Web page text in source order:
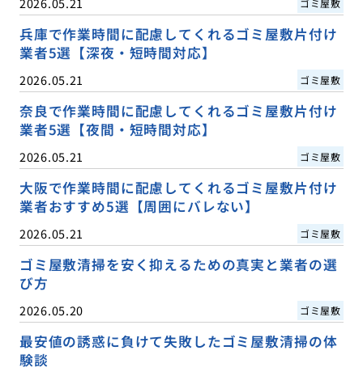
ゴミ屋敷
兵庫で作業時間に配慮してくれるゴミ屋敷片付け
業者5選【深夜・短時間対応】
2026.05.21 ゴミ屋敷
奈良で作業時間に配慮してくれるゴミ屋敷片付け
業者5選【夜間・短時間対応】
2026.05.21 ゴミ屋敷
大阪で作業時間に配慮してくれるゴミ屋敷片付け
業者おすすめ5選【周囲にバレない】
2026.05.21 ゴミ屋敷
ゴミ屋敷清掃を安く抑えるための真実と業者の選
び方
2026.05.20 ゴミ屋敷
最安値の誘惑に負けて失敗したゴミ屋敷清掃の体
験談